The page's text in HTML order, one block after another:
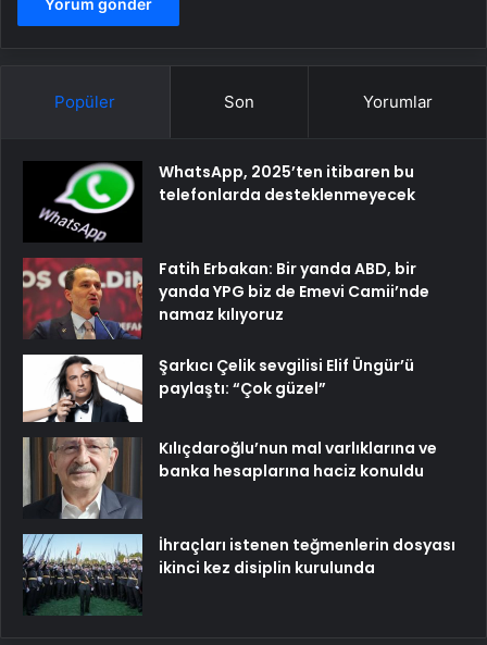
Popüler Son Yorumlar
WhatsApp, 2025’ten itibaren bu
telefonlarda desteklenmeyecek
Fatih Erbakan: Bir yanda ABD, bir
yanda YPG biz de Emevi Camii’nde
namaz kılıyoruz
Şarkıcı Çelik sevgilisi Elif Üngür’ü
paylaştı: “Çok güzel”
Kılıçdaroğlu’nun mal varlıklarına ve
banka hesaplarına haciz konuldu
İhraçları istenen teğmenlerin dosyası
ikinci kez disiplin kurulunda